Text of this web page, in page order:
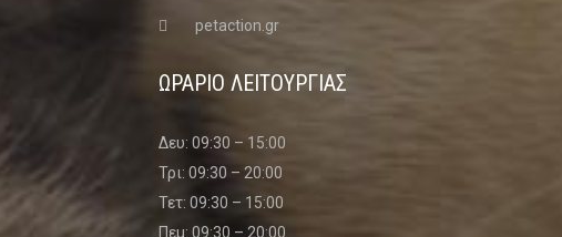
petaction.gr
ΩΡΑΡΙΟ ΛΕΙΤΟΥΡΓΙΑΣ
Δευ: 09:30 – 15:00
Τρι: 09:30 – 20:00
Τετ: 09:30 – 15:00
Πεμ: 09:30 – 20:00